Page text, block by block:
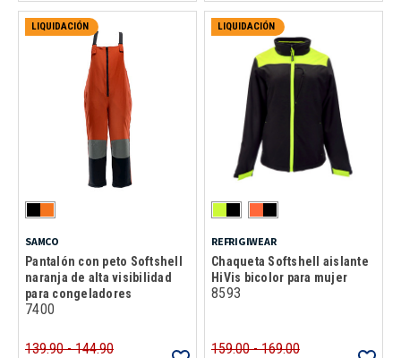
LIQUIDACIÓN
SAMCO
Pantalón con peto Softshell
naranja de alta visibilidad
para congeladores
7400
139.90 - 144.90
LIQUIDACIÓN
REFRIGIWEAR
Chaqueta Softshell aislante
HiVis bicolor para mujer
8593
159.00 - 169.00